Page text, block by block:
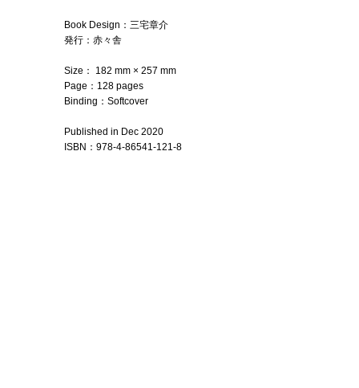
Book Design：三宅章介
発行：赤々舎
Size： 182 mm × 257 mm
Page：128 pages
Binding：Softcover
Published in Dec 2020
ISBN ： 978-4-86541-121-8